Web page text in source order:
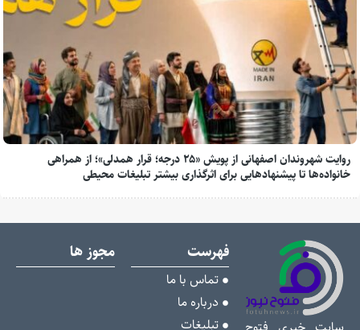
روایت شهروندان اصفهانی از پویش «۲۵ درجه؛ قرار همدلی»؛ از همراهی
خانواده‌ها تا پیشنهادهایی برای اثرگذاری بیشتر تبلیغات محیطی
فهرست
تماس با ما
درباره ما
تبلیغات
مجوز ها